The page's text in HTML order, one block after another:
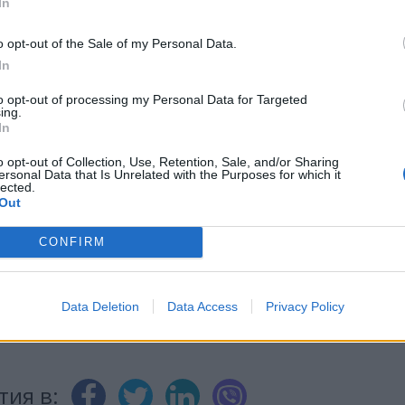
opt-out of the Sale of my Personal Data.
opt-out of processing my Personal Data for Targeted
opt-out of Collection, Use, Retention, Sale, and/or Sharing
Data that Is Unrelated with the Purposes for which it
CONFIRM
Data Deletion Data Access Privacy Policy
НОВИНИ »
facebook
в: